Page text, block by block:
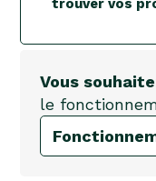
trouver vos
Vous
le